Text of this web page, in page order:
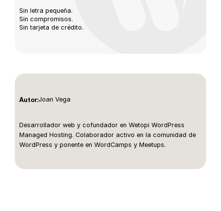
Sin letra pequeña.
Sin compromisos.
Sin tarjeta de crédito.
Autor:Joan Vega
Desarrollador web y cofundador en Wetopi WordPress
Managed Hosting. Colaborador activo en la comunidad de
WordPress y ponente en WordCamps y Meetups.